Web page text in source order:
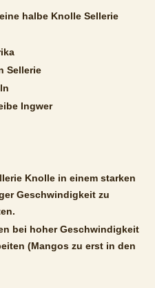
halbe Knolle Sellerie
Sellerie
Ingwer
Knolle in einem starken
Geschwindigkeit zu
bei hoher Geschwindigkeit
(Mangos zu erst in den